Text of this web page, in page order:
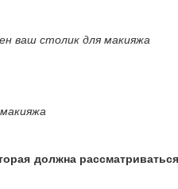
ваш столик для макияжа
должна